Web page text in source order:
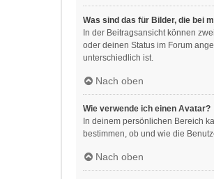
Was sind das für Bilder, die bei
In der Beitragsansicht können
oder deinen Status im Forum
unterschiedlich ist.
Nach oben
Wie verwende ich einen Avatar?
In deinem persönlichen Bereich
bestimmen, ob und wie die
Nach oben